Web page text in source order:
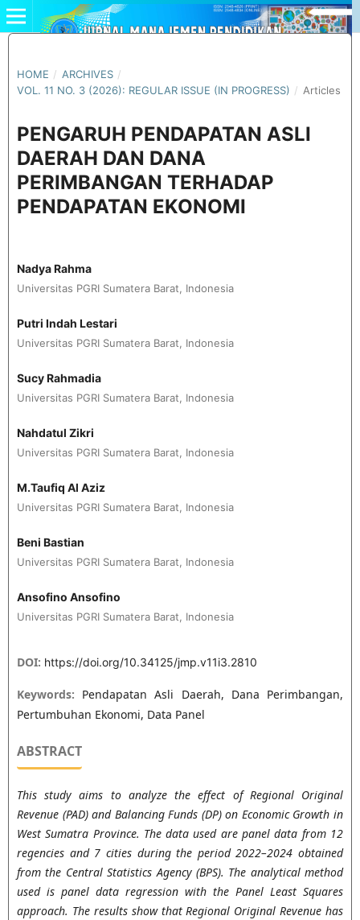
HOME / ARCHIVES /
VOL. 11 NO. 3 (2026): REGULAR ISSUE (IN PROGRESS) / Articles
PENGARUH PENDAPATAN ASLI
DAERAH DAN DANA
PERIMBANGAN TERHADAP
PENDAPATAN EKONOMI
Nadya Rahma
Universitas PGRI Sumatera Barat, Indonesia
Putri Indah Lestari
Universitas PGRI Sumatera Barat, Indonesia
Sucy Rahmadia
Universitas PGRI Sumatera Barat, Indonesia
Nahdatul Zikri
Universitas PGRI Sumatera Barat, Indonesia
M.Taufiq Al Aziz
Universitas PGRI Sumatera Barat, Indonesia
Beni Bastian
Universitas PGRI Sumatera Barat, Indonesia
Ansofino Ansofino
Universitas PGRI Sumatera Barat, Indonesia
DOI: https://doi.org/10.34125/jmp.v11i3.2810
Keywords: Pendapatan Asli Daerah, Dana Perimbangan,
Pertumbuhan Ekonomi, Data Panel
ABSTRACT
This study aims to analyze the effect of Regional Original
Revenue (PAD) and Balancing Funds (DP) on Economic Growth in
West Sumatra Province. The data used are panel data from 12
regencies and 7 cities during the period 2022–2024 obtained
from the Central Statistics Agency (BPS). The analytical method
used is panel data regression with the Panel Least Squares
approach. The results show that Regional Original Revenue has